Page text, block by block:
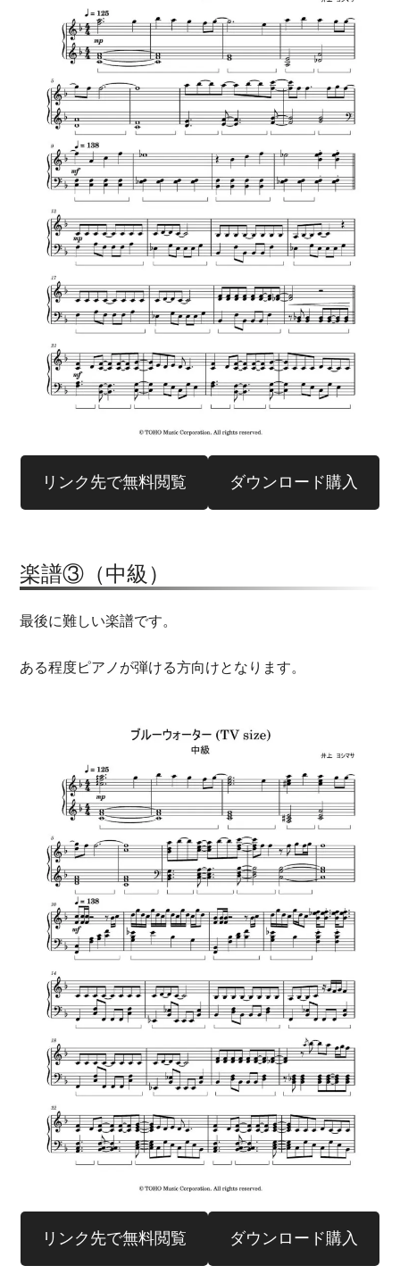
リンク先で無料閲覧 ダウンロード購入
楽譜③（中級）
最後に難しい楽譜です。
ある程度ピアノが弾ける方向けとなります。
リンク先で無料閲覧 ダウンロード購入